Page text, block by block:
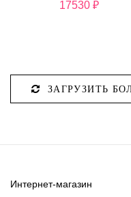
17530 ₽
ЗАГРУЗИТЬ
Интернет-магазин